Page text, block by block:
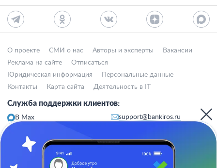
О проекте СМИ о нас Авторы и эксперты
Вакансии
Реклама на сайте
Отписаться
Юридическая информация
Персональные данные
Контакты
Карта сайта Деятельность в IT
Служба поддержки клиентов:
В Max
support@bankiros.ru
Пн-пт с 10:00 до 17:00
117342, Москва, ул. Бутлерова, дом 17,